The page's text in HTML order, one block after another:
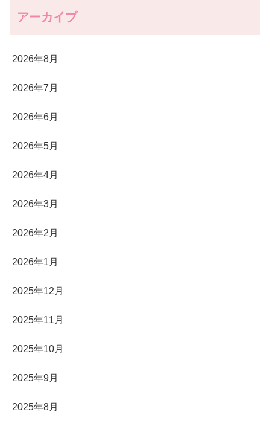
アーカイブ
2026年8月
2026年7月
2026年6月
2026年5月
2026年4月
2026年3月
2026年2月
2026年1月
2025年12月
2025年11月
2025年10月
2025年9月
2025年8月